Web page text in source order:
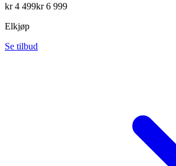
kr4 499kr6 999
Elkjøp
Se tilbud